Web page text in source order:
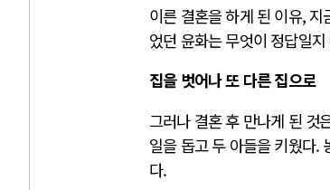
이른 결혼을 하게 된 이유,
었던 윤화는 무엇이 정답일
집을 벗어나 또 다른 집으로
그러나 결혼 후 만나게 된 것
일을 돕고 두 아들을 키웠다.
다.